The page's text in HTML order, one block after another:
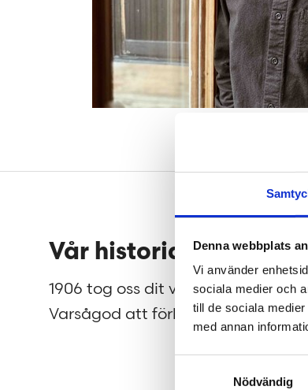
Denna webbplats
Vi använder
sociala medier och
till de sociala
med annan
Nödvändig
Sidfot
Vår historia
1906 tog oss dit vi är idag.
Varsågod att förkovra.